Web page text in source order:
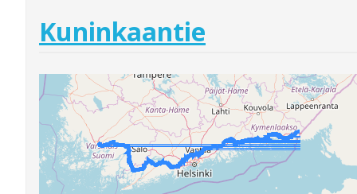
Kuninkaantie